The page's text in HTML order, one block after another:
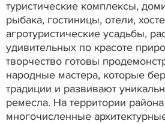
туристические комплексы,
рыбака, гостиницы, отели,
агротуристические усадьбы,
удивительных по красоте
творчество готовы
народные мастера, которые
традиции и развивают
ремесла. На территории
многочисленные